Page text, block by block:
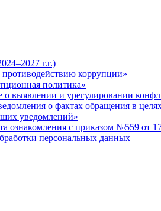
г.г.)
коррупции»
политика»
и урегулировании
о фактах обращения в
уведомлений»
с приказом №559 от
персональных данных